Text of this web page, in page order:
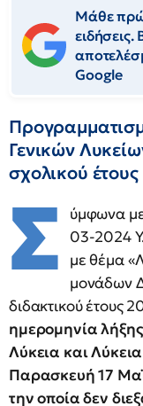
Μάθε
Google
Γενικών
σχολικού
Σ
ύμφωνα
03-2024
με θέμα
μονάδων
διδακτικού έτους
ημερομηνία λήξης
Λύκεια και
Παρασκευή 17
την οποία δεν